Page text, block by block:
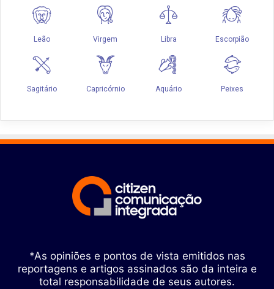
*As opiniões e pontos de vista emitidos nas
reportagens e artigos assinados são da inteira e
total responsabilidade de seus autores.